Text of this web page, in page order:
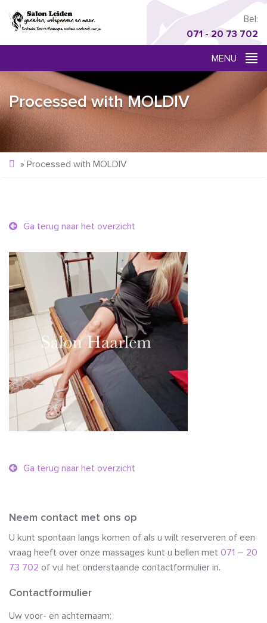
Bel:
071 - 20 73 702
Processed with MOLDIV
» Processed with MOLDIV
Ga terug naar het overzicht
Ga terug naar het overzicht
Neem contact met ons op
U kunt spontaan langs komen of als u wilt reserveren of een
vraag heeft over onze massages kunt u bellen met 071 – 20
73 702 of vul het onderstaande contactformulier in.
Contactformulier
Uw voor- en achternaam: